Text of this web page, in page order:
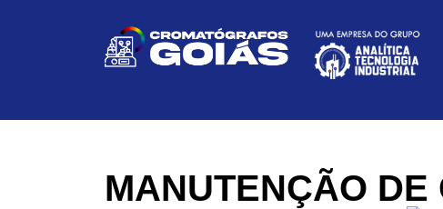
MANUTENÇÃO